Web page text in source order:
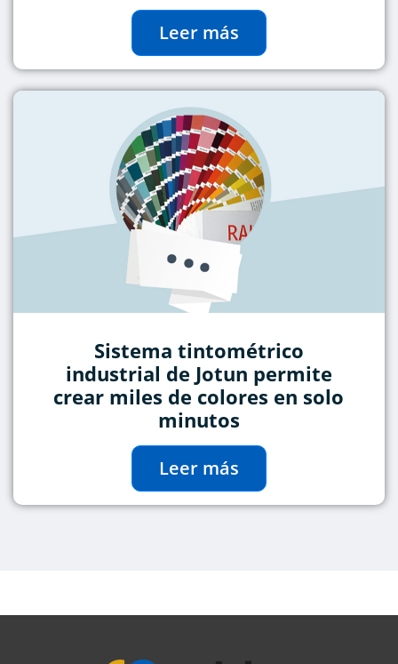
Leer más
Sistema tintométrico
industrial de Jotun permite
crear miles de colores en solo
minutos
Leer más